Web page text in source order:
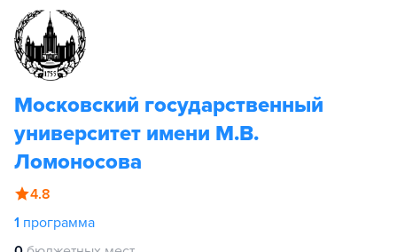
Московский государственный
университет имени М.В.
Ломоносова
4.8
1 программа